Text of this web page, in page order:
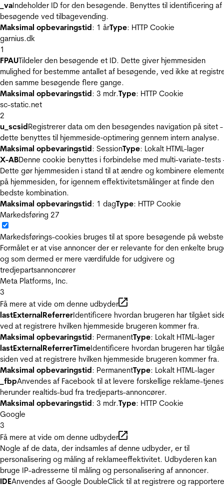
_vaIndeholder ID for den besøgende. Benyttes til identificering af
besøgende ved tilbagevending.
Maksimal opbevaringstid: 1 årType: HTTP Cookie
garnius.dk
1
FPAUTildeler den besøgende et ID. Dette giver hjemmesiden
mulighed for bestemme antallet af besøgende, ved ikke at
den samme besøgende flere gange.
Maksimal opbevaringstid: 3 mdr.Type: HTTP Cookie
sc-static.net
2
u_scsidRegistrerer data om den besøgendes navigation på sitet -
dette benyttes til hjemmeside‐optimering gennem intern analyse.
Maksimal opbevaringstid: SessionType: Lokalt HTML-lager
X-ABDenne cookie benyttes i forbindelse med multi-variate-tests
Dette gør hjemmesiden i stand til at ændre og kombinere
på hjemmesiden, for igennem effektivitetsmålinger at finde den
bedste kombination.
Maksimal opbevaringstid: 1 dagType: HTTP Cookie
Markedsføring 27
Markedsførings-cookies bruges til at spore besøgende på
Formålet er at vise annoncer der er relevante for den enkelte
og som dermed er mere værdifulde for udgivere og
tredjepartsannoncører
Meta Platforms, Inc.
3
Få mere at vide om denne udbyder
lastExternalReferrerIdentificere hvordan brugeren har tilgået
ved at registrere hvilken hjemmeside brugeren kommer fra.
Maksimal opbevaringstid: PermanentType: Lokalt HTML-lager
lastExternalReferrerTimeIdentificere hvordan brugeren har
siden ved at registrere hvilken hjemmeside brugeren kommer fra.
Maksimal opbevaringstid: PermanentType: Lokalt HTML-lager
_fbpAnvendes af Facebook til at levere forskellige reklame-
herunder realtids-bud fra tredjeparts-annoncører.
Maksimal opbevaringstid: 3 mdr.Type: HTTP Cookie
Google
3
Få mere at vide om denne udbyder
Nogle af de data, der indsamles af denne udbyder, er til
personalisering og måling af reklameeffektivitet. Udbyderen kan
bruge IP-adresserne til måling og personalisering af annoncer.
IDEAnvendes af Google DoubleClick til at registrere og